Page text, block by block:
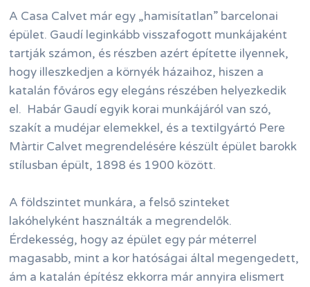
A Casa Calvet már egy „hamisítatlan” barcelonai
épület. Gaudí leginkább visszafogott munkájaként
tartják számon, és részben azért építette ilyennek,
hogy illeszkedjen a környék házaihoz, hiszen a
katalán főváros egy elegáns részében helyezkedik
el. Habár Gaudí egyik korai munkájáról van szó,
szakít a mudéjar elemekkel, és a textilgyártó Pere
Màrtir Calvet megrendelésére készült épület barokk
stílusban épült, 1898 és 1900 között.
A földszintet munkára, a felső szinteket
lakóhelyként használták a megrendelők.
Érdekesség, hogy az épület egy pár méterrel
magasabb, mint a kor hatóságai által megengedett,
ám a katalán építész ekkorra már annyira elismert